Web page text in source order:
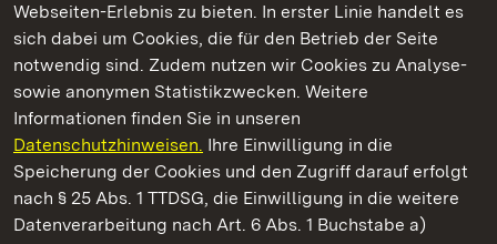
Webseiten-Erlebnis zu bieten. In erster Linie handelt es
sich dabei um Cookies, die für den Betrieb der Seite
notwendig sind. Zudem nutzen wir Cookies zu Analyse-
sowie anonymen Statistikzwecken. Weitere
Informationen finden Sie in unseren
Datenschutzhinweisen. Ihre Einwilligung in die
Speicherung der Cookies und den Zugriff darauf erfolgt
nach § 25 Abs. 1 TTDSG, die Einwilligung in die weitere
Datenverarbeitung nach Art. 6 Abs. 1 Buchstabe a)
Kommen. Staunen. Genießen.
Staatliche Schlösser und Gärten Baden‑Württemberg
Staatliche Schlösser und Gärten Baden-Württemberg